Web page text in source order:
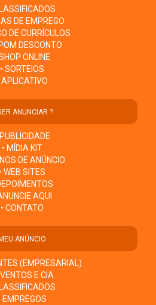
DE EMPREGO
DE CURRÍCULOS
DESCONTO
ONLINE
• SORTEIOS
APLICATIVO
ANUNCIAR ?
• MÍDIA KIT
DE ANÚNCIO
• WEB SITES
AQUI
• CONTATO
MEU ANÚNCIO
(EMPRESARIAL)
E CIA
EMPREGOS